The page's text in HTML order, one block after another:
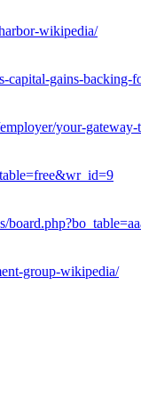
wikipedia/
capital-gains-backing-
your-
group-wikipedia/